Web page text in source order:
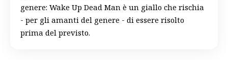
genere: Wake Up Dead Man è un giallo che rischia
- per gli amanti del genere - di essere risolto
prima del previsto.